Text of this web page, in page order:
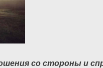
со стороны и